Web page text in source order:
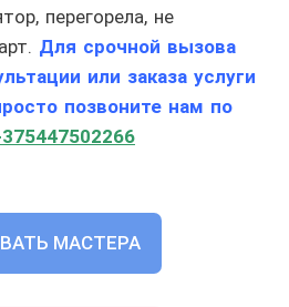
перегорела, не
Для срочной вызова
или заказа услуги
позвоните нам по
МАСТЕРА